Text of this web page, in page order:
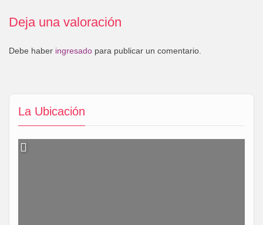
La Ubicación
Deja una valoración
Debe haber ingresado para publicar un comentario.